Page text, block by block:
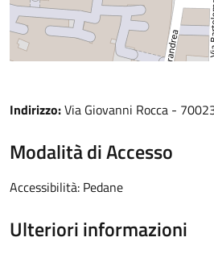
Indirizzo:Via Giovanni Rocca -
Modalità di Accesso
Accessibilità: Pedane
Ulteriori informazioni